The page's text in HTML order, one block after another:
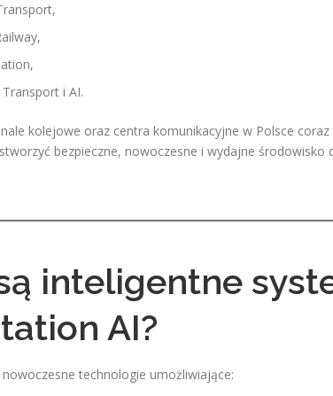
i AI.
kolejowe oraz centra komunikacyjne w Polsce
bezpieczne, nowoczesne i wydajne
inteligentne
AI?
technologie umożliwiające: